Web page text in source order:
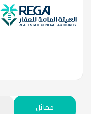
مماثل